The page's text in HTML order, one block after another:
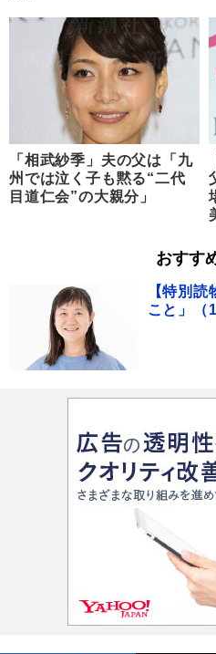
「相武紗季」夫の父は「九
州では泣く子も黙る“二代
目道仁会”の大親分」
おすす
【特別
こと」